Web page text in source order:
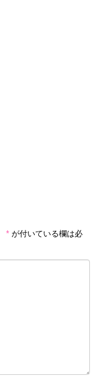
* が付いている欄は必